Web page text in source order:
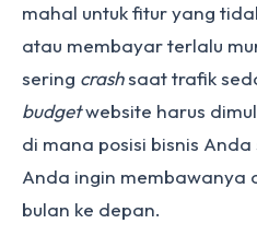
mahal untuk fitur yang
atau membayar terlalu
sering crashsaat trafik
budgetwebsite harus
di mana posisi bisnis
Anda ingin membawanya
bulan ke depan.